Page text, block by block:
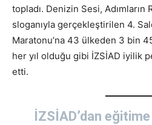
topladı. Denizin Sesi, Adımların
sloganıyla gerçekleştirilen 4.
Maratonu’na 43 ülkeden 3 bin
her yıl olduğu gibi İZSİAD iyilik
etti.
İZSİAD’dan